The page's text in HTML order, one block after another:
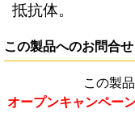
抵抗体。
この製品へのお問合せ
この製
オープンキャンペー